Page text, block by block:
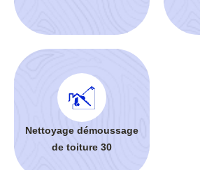
Nettoyage démoussage
de toiture 30